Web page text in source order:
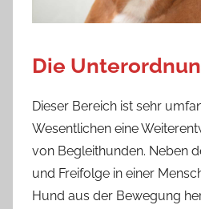
Die
Dieser Bereich ist sehr
Wesentlichen eine
von Begleithunden. Neben
und Freifolge in einer
Hund aus der Bewegung